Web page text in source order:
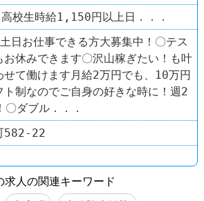
校生時給1,150円以上日．．．
日お仕事できる方大募集中！〇テス
お休みできます〇沢山稼ぎたい！も叶
せて働けます月給2万円でも、10万円
ト制なのでご自身の好きな時に！週2
〇ダブル．．．
582-22
求人の関連キーワード